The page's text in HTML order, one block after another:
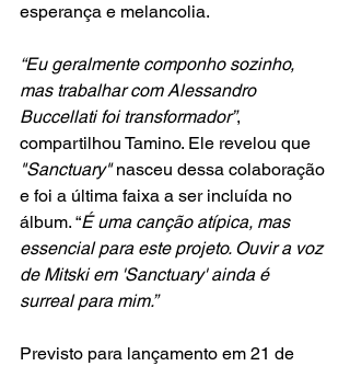
esperança e melancolia.
“Eu geralmente componho sozinho,
mas trabalhar com Alessandro
Buccellati foi transformador”,
compartilhou Tamino. Ele revelou que
"Sanctuary" nasceu dessa colaboração
e foi a última faixa a ser incluída no
álbum. “É uma canção atípica, mas
essencial para este projeto. Ouvir a voz
de Mitski em 'Sanctuary' ainda é
surreal para mim.”
Previsto para lançamento em 21 de